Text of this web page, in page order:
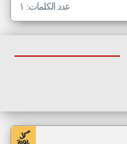
عدد الكلمات: ١